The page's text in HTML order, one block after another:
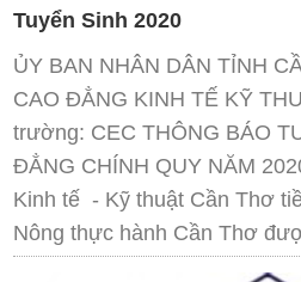
Tuyển Sinh 2020
ỦY BAN NHÂN DÂN TỈNH
CAO ĐẲNG KINH TẾ KỸ
trường: CEC THÔNG BÁO
ĐẲNG CHÍNH QUY NĂM
Kinh tế - Kỹ thuật Cần Thơ
Nông thực hành Cần Thơ